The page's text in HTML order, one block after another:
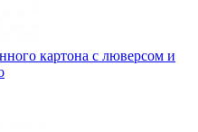
картона с люверсом и